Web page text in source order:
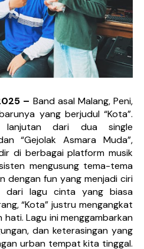
Kehangatan Tradisi
dan Jatuh Cinta Lewat
Emosional Lewat Single
Sosial dalam Balutan
Kabut Sukabumi Lewat EP
– Band asal Malang, Peni,
yang berjudul “Kota”.
lanjutan dari dua single
“Gejolak Asmara Muda”,
di berbagai platform musik
mengusung tema-tema
dengan fun yang menjadi ciri
dari lagu cinta yang biasa
“Kota” justru mengangkat
Lagu ini menggambarkan
dan keterasingan yang
urban tempat kita tinggal.